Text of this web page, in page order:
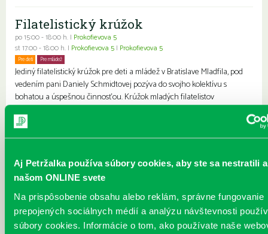
Aj Petržalka používa súbory cookies, aby ste sa nestratili
našom ONLINE svete
Na prispôsobenie obsahu alebo reklám, správne fungovanie
prepojených sociálnych médií a analýzu návštevnosti
súbory cookies. Informácie o tom, ako používate naše
Filatelistický krúžok
po 15:00 - 18:00 h. | Prokofievova 5
st 17:00 - 18:00 h. | Prokofievova 5 | Prokofievova 5
Pre deti Pre mládež
Jediný filatelistický krúžok pre deti a mládež v Bratislave Mladfila, pod
vedením pani Daniely Schmidtovej pozýva do svojho kolektívu s
bohatou a úspešnou činnosťou. Krúžok mladých filatelistov
zameraný na získavanie, triedenie a výmenu známok. Filatelisti sa
učia pod vedením skúsenej filatelistky Mgr. Daniely Schmidtovej
základom filatelie a učia sa veľa aj o krajinách z ktorých známky
motívoch a tvorcoch známok. Mladí filatelisti...Viac
Alexander Buďač - Medzi snom a
realitou
Každý deň |Vavilovova 26